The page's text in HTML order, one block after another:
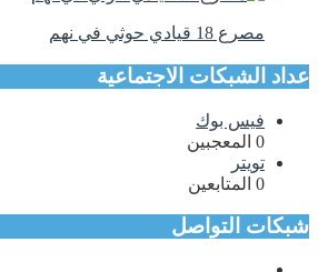
مصرع 18 قيادي حوثي في نهم
عداد الشبكات الاجتماعية
فيس بوك
0 المعجبين
تويتر
0 المتابعين
شبكات التواصل